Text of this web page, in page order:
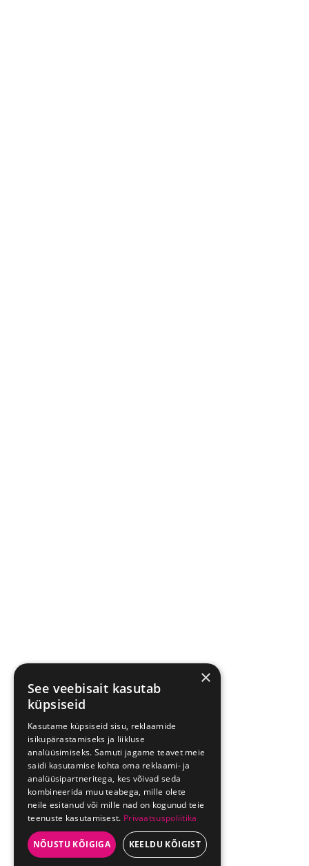
×
See veebisait kasutab
küpsiseid
Kasutame küpsiseid sisu, reklaamide
isikupärastamiseks ja liikluse
analüüsimiseks. Samuti jagame teavet meie
saidi kasutamise kohta oma reklaami- ja
analüüsipartneritega, kes võivad seda
kombineerida muu teabega, mille olete
neile esitanud või mille nad on kogunud teie
teenuste kasutamisest. Privaatsuspoliitika
NÕUSTU KÕIGIGA KEELDU KÕIGIST